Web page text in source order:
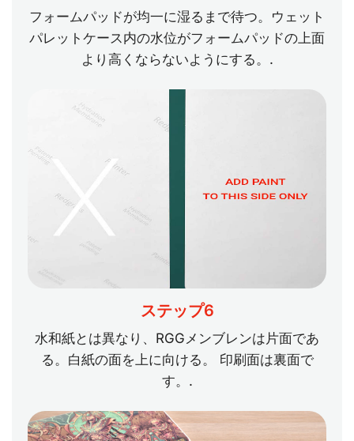
フォームパッドが均一に湿るまで待つ。ウェット
パレットケース内の水位がフォームパッドの上面
より高くならないようにする。.
ステップ6
水和紙とは異なり、RGGメンブレンは片面であ
る。白紙の面を上に向ける。 印刷面は裏面で
す。.